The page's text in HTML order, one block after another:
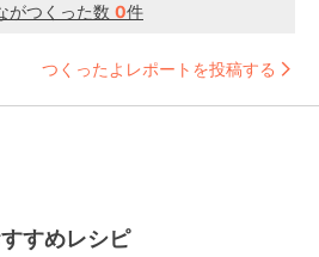
がつくった数 0件
つくったよレポートを投稿する
すめレシピ